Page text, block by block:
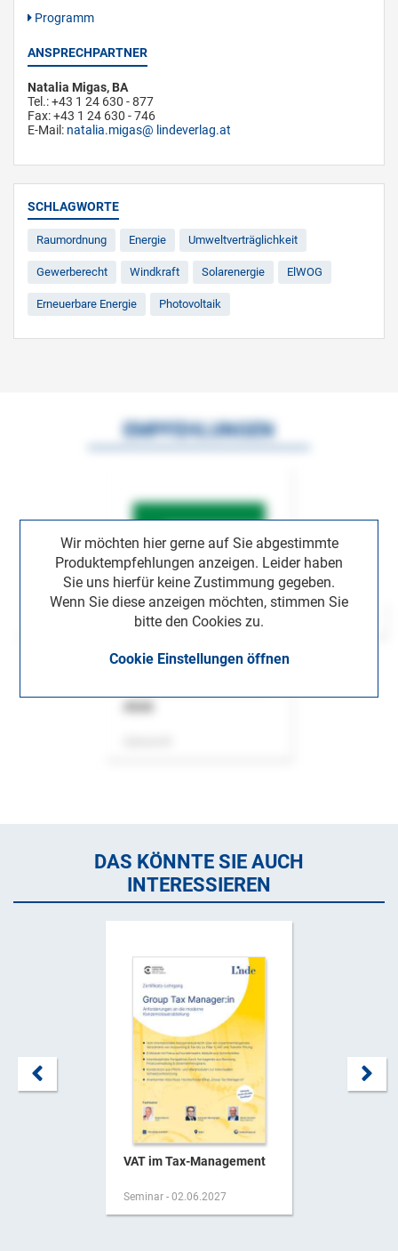
Programm
ANSPRECHPARTNER
Natalia Migas, BA
Tel.: +43 1 24 630 - 877
Fax: +43 1 24 630 - 746
E-Mail: natalia.migas lindeverlag.at
SCHLAGWORTE
Raumordnung Energie Umweltverträglichkeit
Gewerberecht Windkraft Solarenergie ElWOG
Erneuerbare Energie Photovoltaik
Wir möchten hier gerne auf Sie abgestimmte
Produktempfehlungen anzeigen. Leider haben
Sie uns hierfür keine Zustimmung gegeben.
Wenn Sie diese anzeigen möchten, stimmen Sie
bitte den Cookies zu.
Cookie Einstellungen öffnen
EMPFEHLUNGEN
DAS KÖNNTE SIE AUCH
INTERESSIEREN
VAT im Tax-Management
Seminar - 02.06.2027